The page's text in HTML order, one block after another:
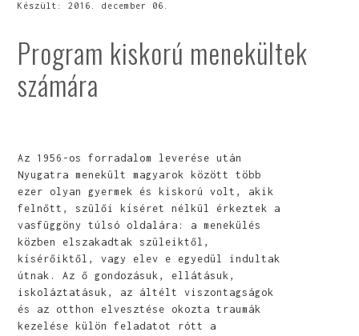
Készült:2016. december 06.
Program kiskorú menekültek
számára
Az 1956-os forradalom leverése után
Nyugatra menekült magyarok között több
ezer olyan gyermek és kiskorú volt, akik
felnőtt, szülői kíséret nélkül érkeztek a
vasfüggöny túlsó oldalára: a menekülés
közben elszakadtak szüleiktől,
kísérőiktől, vagy elev e egyedül indultak
útnak. Az ő gondozásuk, ellátásuk,
iskoláztatásuk, az áltélt viszontagságok
és az otthon elvesztése okozta traumák
kezelése külön feladatot rótt a